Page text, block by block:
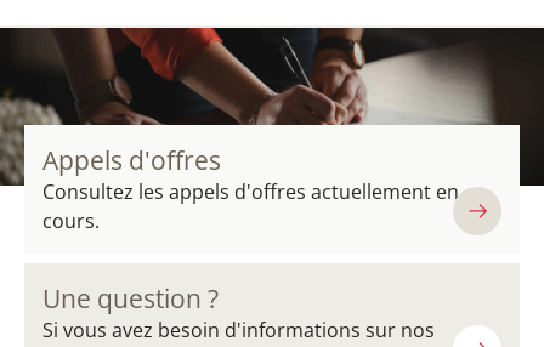
Appels d'offres
Consultez les appels d'offres actuellement en
cours.
Une question ?
Si vous avez besoin d'informations sur nos